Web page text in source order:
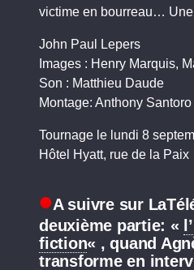
victime en bourreau… Une
John Paul Lepers
Images : Henry Marquis,
Son : Matthieu Daude
Montage: Anthony Santoro
Tournage le lundi 8
Hôtel Hyatt, rue de la Paix
A suivre sur
deuxième partie: «
fiction« , quand
transforme en